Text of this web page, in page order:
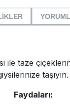
ile taze
taşıyın.
Faydaları: